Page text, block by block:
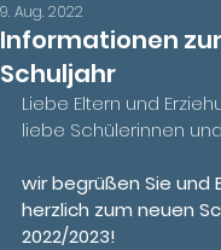
Informationen
Schuljahr
9. Aug. 2022
Liebe Eltern und
liebe Schülerinnen
wir begrüßen Sie und
herzlich zum neuen
2022/2023!